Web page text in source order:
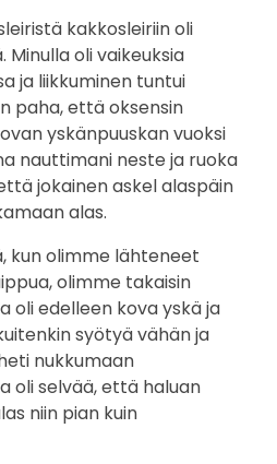
kakkosleiriin oli
oli vaikeuksia
ja liikkuminen tuntui
paha, että oksensin
yskänpuuskan vuoksi
nauttimani neste ja ruoka
jokainen askel alaspäin
alas.
kun olimme lähteneet
olimme takaisin
oli edelleen kova yskä ja
syötyä vähän ja
nukkumaan
oli selvää, että haluan
niin pian kuin